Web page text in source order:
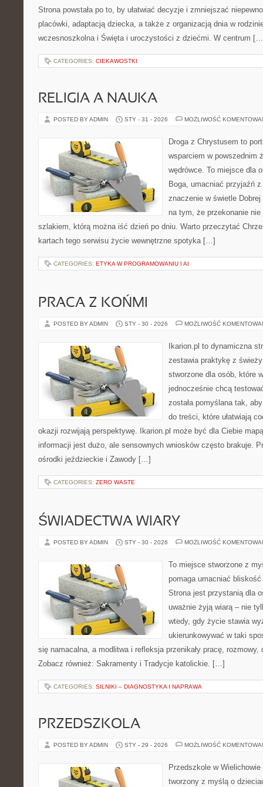
Strona powstała po to, by ułatwiać decyzje i zmniejszać
placówki, adaptacją dziecka, a także z organizacją dnia w
wczesnoszkolna i Święta i uroczystości z dziećmi. W centrum
CATEGORIES: CIEKAWOSTKI
RELIGIA A NAUKA
POSTED BY ADMIN STY - 31 - 2026 MOŻLIWOŚĆ
Droga z Chrystusem to
wsparciem w powszednim
wędrówce. To miejsce dla
Boga, umacniać przyjaźń
znaczenie w świetle Dobrej
na tym, że przekonanie
szlakiem, którą można iść dzień po dniu. Warto przeczytać
kartach tego serwisu życie wewnętrzne spotyka […]
CATEGORIES: ETYKA W PROGRAMOWANIU I AI
PRACA Z KOŃMI
POSTED BY ADMIN STY - 30 - 2026 MOŻLIWOŚĆ
Ikarion.pl to dynamiczna
zestawia praktykę z
stworzone dla osób, które
jednocześnie chcą
została pomyślana tak,
do treści, które ułatwiają
okazji rozwijają perspektywę. Ikarion.pl może być dla Ciebie
informacji jest dużo, ale sensownych wniosków często brakuje.
ośrodki jeździeckie i Zawody […]
CATEGORIES: ZERO WASTE
ŚWIADECTWA WIARY
POSTED BY ADMIN STY - 30 - 2026 MOŻLIWOŚĆ
To miejsce stworzone z
pomaga umacniać
Strona jest przystanią dla
uważnie żyją wiarą – nie
wtedy, gdy życie stawia
ukierunkowywać w taki
się namacalna, a modlitwa i refleksja przenikały pracę,
Zobacz również: Sakramenty i Tradycje katolickie. […]
CATEGORIES: SILNIKI – DIAGNOSTYKA I NAPRAWA
PRZEDSZKOLA
POSTED BY ADMIN STY - 29 - 2026 MOŻLIWOŚĆ
Przedszkole w
tworzony z myślą o